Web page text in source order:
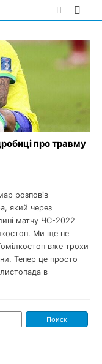
про травму
розповів
який через
матчу ЧС-2022
Ми ще не
вже трохи
Тепер це просто
в